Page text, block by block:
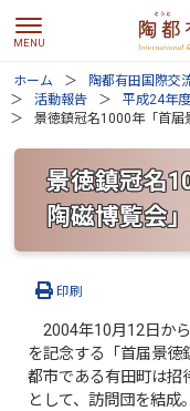
ホーム 陶都有田国際交
活動報告
平成24年
景徳鎮冠名1000年「首届
景徳鎮冠名
陶磁博覧会」
印刷
2004年10月12日か
を記念する「首届景
都市である有田町は招
として、訪問団を結